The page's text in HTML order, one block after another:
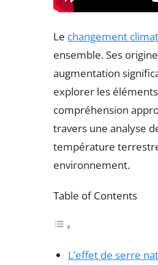
Le changement
ensemble. Ses
augmentation
explorer les
compréhension
travers une analyse
température
environnement.
Table of Contents
L’effet de serre